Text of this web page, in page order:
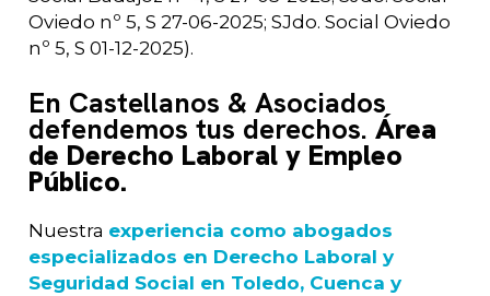
Oviedo nº 5, S 27-06-2025; SJdo. Social Oviedo
nº 5, S 01-12-2025).
En Castellanos & Asociados
defendemos tus derechos. Área
de Derecho Laboral y Empleo
Público.
Nuestra experiencia como abogados
especializados en Derecho Laboral y
Seguridad Social en Toledo, Cuenca y